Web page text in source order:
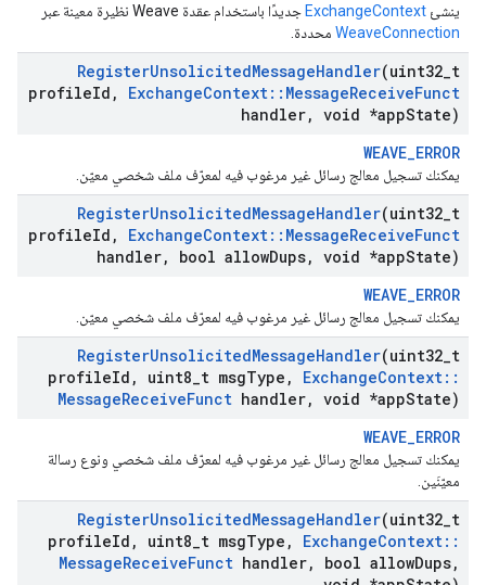
ينشئ ExchangeContext جديدًا باستخدام عقدة Weave نظيرة معينة عبر
WeaveConnection محددة.
RegisterUnsolicitedMessageHandler(uint32 t
profileId , ExchangeContext:: MessageReceiveFunct
handler, void *appState)
WEAVE_ERROR
يمكنك تسجيل معالج رسائل غير مرغوب فيه لمعرّف ملف شخصي معيّن.
RegisterUnsolicitedMessageHandler(uint32 t
profileId , ExchangeContext:: MessageReceiveFunct
handler, bool allowDups, void *appState)
WEAVE_ERROR
يمكنك تسجيل معالج رسائل غير مرغوب فيه لمعرّف ملف شخصي معيّن.
RegisterUnsolicitedMessageHandler(uint32 t
profileId , uint8 t msgType , ExchangeContext::
MessageReceiveFunct handler, void *appState)
WEAVE_ERROR
يمكنك تسجيل معالج رسائل غير مرغوب فيه لمعرّف ملف شخصي ونوع رسالة
معيّنَين.
RegisterUnsolicitedMessageHandler(uint32 t
profileId , uint8 t msgType , ExchangeContext::
MessageReceiveFunct handler, bool allowDups,